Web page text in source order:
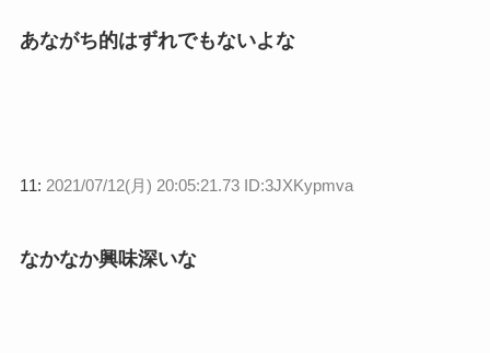
あながち的はずれでもないよな
11: 2021/07/12(月) 20:05:21.73 ID:3JXKypmva
なかなか興味深いな